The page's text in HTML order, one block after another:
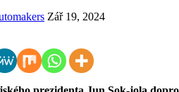
Zář 19, 2024